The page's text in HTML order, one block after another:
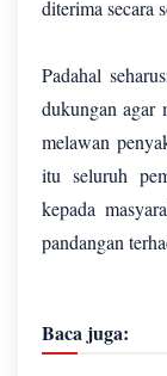
diterima secara
Padahal
dukungan agar
melawan
itu seluruh
kepada
pandangan
Baca juga: